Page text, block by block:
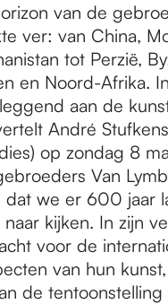
van de
ver: van China,
tot Perzië,
en Noord-Afrika.
aan de
André
op zondag 8
Van
dat we er 600 jaar
kijken. In zijn
voor de
van hun
de tentoonstelling